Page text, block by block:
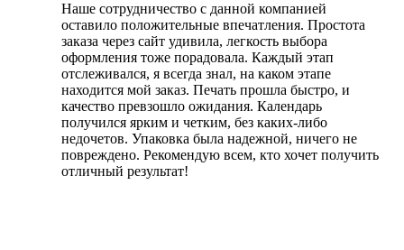
Наше сотрудничество с данной компанией
оставило положительные впечатления. Простота
заказа через сайт удивила, легкость выбора
оформления тоже порадовала. Каждый этап
отслеживался, я всегда знал, на каком этапе
находится мой заказ. Печать прошла быстро, и
качество превзошло ожидания. Календарь
получился ярким и четким, без каких-либо
недочетов. Упаковка была надежной, ничего не
повреждено. Рекомендую всем, кто хочет получить
отличный результат!